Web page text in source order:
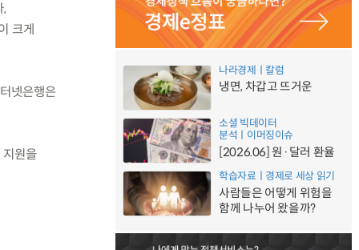
,
크게
넷은행은
원을
나라경제ㅣ칼럼
냉면, 차갑고 뜨거운
소셜 빅데이터
분석ㅣ이머징이슈
[2026.06] 원·달러 환율
학습자료ㅣ경제로 세상 읽기
사람들은 어떻게 위험을
함께 나누어 왔을까?